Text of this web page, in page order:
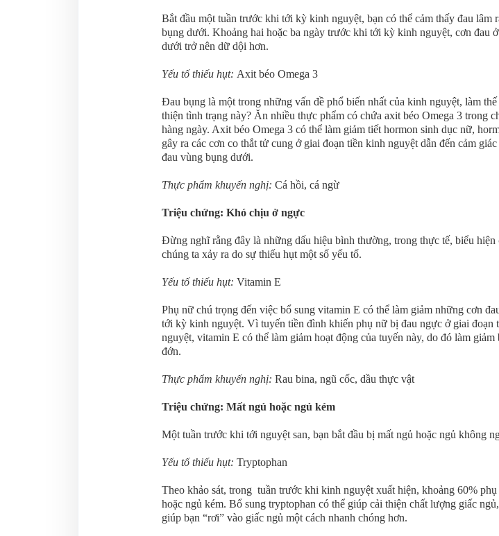
Bắt đầu một tuần trước khi tới kỳ kinh nguyệt, bạn có thể cảm thấy đau lâm
bụng dưới. Khoảng hai hoặc ba ngày trước khi tới kỳ kinh nguyệt, cơn đau
dưới trở nên dữ dội hơn.
Yếu tố thiếu hụt: Axit béo Omega 3
Đau bụng là một trong những vấn đề phổ biến nhất của kinh nguyệt, làm thế
thiện tình trạng này? Ăn nhiều thực phẩm có chứa axit béo Omega 3 trong
hàng ngày. Axit béo Omega 3 có thể làm giảm tiết hormon sinh dục nữ,
gây ra các cơn co thắt tử cung ở giai đoạn tiền kinh nguyệt dẫn đến cảm
đau vùng bụng dưới.
Thực phẩm khuyến nghị: Cá hồi, cá ngừ
Triệu chứng: Khó chịu ở ngực
Đừng nghĩ rằng đây là những dấu hiệu bình thường, trong thực tế, biểu hiện
chúng ta xảy ra do sự thiếu hụt một số yếu tố.
Yếu tố thiếu hụt: Vitamin E
Phụ nữ chú trọng đến việc bổ sung vitamin E có thể làm giảm những cơn
tới kỳ kinh nguyệt. Vì tuyến tiền đình khiến phụ nữ bị đau ngực ở giai đoạn
nguyệt, vitamin E có thể làm giảm hoạt động của tuyến này, do đó làm giảm
đớn.
Thực phẩm khuyến nghị: Rau bina, ngũ cốc, dầu thực vật
Triệu chứng: Mất ngủ hoặc ngủ kém
Một tuần trước khi tới nguyệt san, bạn bắt đầu bị mất ngủ hoặc ngủ không
Yếu tố thiếu hụt: Tryptophan
Theo khảo sát, trong tuần trước khi kinh nguyệt xuất hiện, khoảng 60%
hoặc ngủ kém. Bổ sung tryptophan có thể giúp cải thiện chất lượng giấc
giúp bạn “rơi” vào giấc ngủ một cách nhanh chóng hơn.